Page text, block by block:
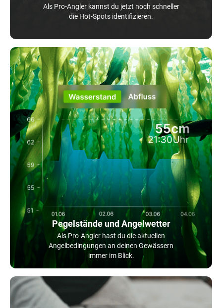
Als Pro-Angler kannst du jetzt noch schneller
die Hot-Spots identifizieren.
Pegelstände und Angelwetter
Als Pro-Angler hast du die aktuellen
Angelbedingungen an deinen Gewässern
immer im Blick.